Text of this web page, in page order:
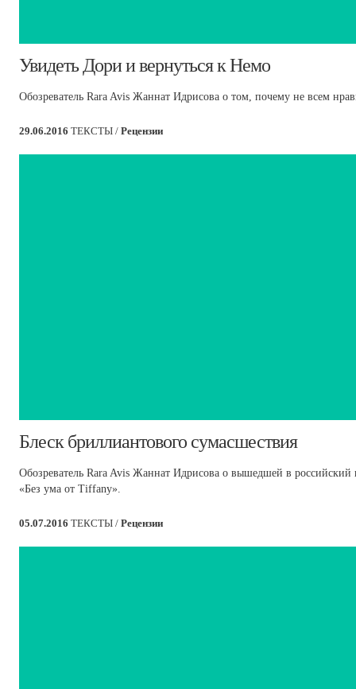
​Увидеть Дори и вернуться к Немо
Обозреватель Rara Avis Жаннат Идрисова о том, почему не всем
29.06.2016 ТЕКСТЫ / Рецензии
​Блеск бриллиантового сумасшествия
Обозреватель Rara Avis Жаннат Идрисова о вышедшей в
«Без ума от Tiffany».
05.07.2016 ТЕКСТЫ / Рецензии